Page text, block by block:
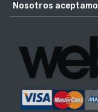
Nosotros